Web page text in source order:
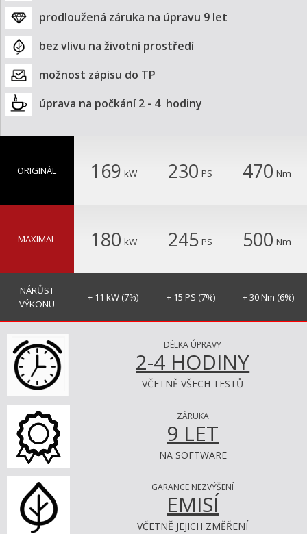
prodloužená záruka na úpravu 9 let
bez vlivu na životní prostředí
možnost zápisu do TP
úprava na počkání 2 - 4  hodiny
ORIGINÁL 169 kW 230 PS 470 Nm
MAXIMAL 180 kW 245 PS 500 Nm
NÁRŮST
VÝKONU
+ 11 kW (7%) + 15 PS (7%) + 30 Nm (6%)
DÉLKA ÚPRAVY
2-4 HODINY
VČETNĚ VŠECH TESTŮ
ZÁRUKA
9 LET
NA SOFTWARE
GARANCE NEZVÝŠENÍ
EMISÍ
VČETNĚ JEJICH ZMĚŘENÍ